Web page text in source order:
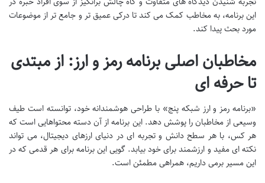
این برنامه، به مخاطب کمک می کند تا درکی عمیق تر و جامع تر از موضوعات
مورد بحث پیدا کند.
مخاطبان اصلی برنامه رمز و ارز: از مبتدی
تا حرفه ای
«برنامه رمز و ارز شبکه پنج» با طراحی هوشمندانه خود، توانسته است طیف
وسیعی از مخاطبان را پوشش دهد. این برنامه از آن دسته محتواهایی است که
هر کس، با هر سطح دانش و تجربه ای در دنیای ارزهای دیجیتال، می تواند
نکته ای مفید و ارزشمند برای خود بیابد. گویی این برنامه برای هر قدمی که در
این مسیر برمی داریم، همراهی مطمئن است.